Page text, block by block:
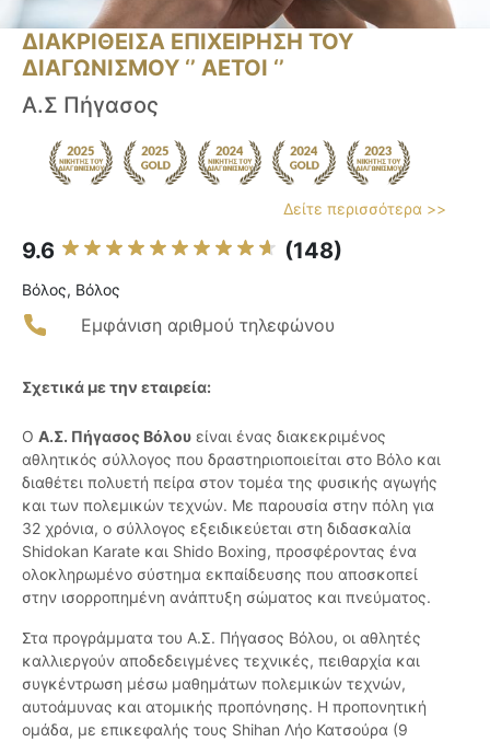
ΔΙΑΚΡΙΘΕΙΣΑ ΕΠΙΧΕΙΡΗΣΗ ΤΟΥ
ΔΙΑΓΩΝΙΣΜΟΥ ‘’ ΑΕΤΟΙ ‘’
Α.Σ Πήγασος
Δείτε περισσότερα >>
9.6 (148)
Βόλος, Βόλος
Εμφάνιση αριθμού τηλεφώνου
Σχετικά με την εταιρεία:
Ο Α.Σ. Πήγασος Βόλου είναι ένας διακεκριμένος
αθλητικός σύλλογος που δραστηριοποιείται στο Βόλο και
διαθέτει πολυετή πείρα στον τομέα της φυσικής αγωγής
και των πολεμικών τεχνών. Με παρουσία στην πόλη για
32 χρόνια, ο σύλλογος εξειδικεύεται στη διδασκαλία
Shidokan Karate και Shido Boxing, προσφέροντας ένα
ολοκληρωμένο σύστημα εκπαίδευσης που αποσκοπεί
στην ισορροπημένη ανάπτυξη σώματος και πνεύματος.
Στα προγράμματα του Α.Σ. Πήγασος Βόλου, οι αθλητές
καλλιεργούν αποδεδειγμένες τεχνικές, πειθαρχία και
συγκέντρωση μέσω μαθημάτων πολεμικών τεχνών,
αυτοάμυνας και ατομικής προπόνησης. Η προπονητική
ομάδα, με επικεφαλής τους Shihan Λήο Κατσούρα (9